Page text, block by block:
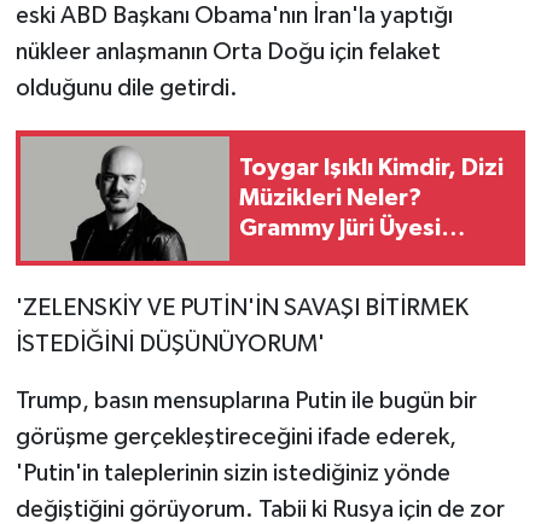
eski ABD Başkanı Obama'nın İran'la yaptığı
nükleer anlaşmanın Orta Doğu için felaket
olduğunu dile getirdi.
Toygar Işıklı Kimdir, Dizi
Müzikleri Neler?
Grammy Jüri Üyesi
Yaşında, Nereli, Eşi
Kim?
'ZELENSKİY VE PUTİN'İN SAVAŞI BİTİRMEK
İSTEDİĞİNİ DÜŞÜNÜYORUM'
Trump, basın mensuplarına Putin ile bugün bir
görüşme gerçekleştireceğini ifade ederek,
'Putin'in taleplerinin sizin istediğiniz yönde
değiştiğini görüyorum. Tabii ki Rusya için de zor